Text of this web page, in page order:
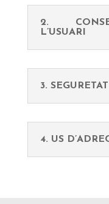
2.
L’USUARI
3. SEGURETAT
4. US